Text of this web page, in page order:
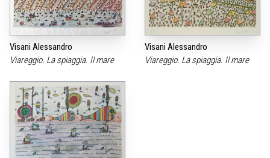
Visani Alessandro
Viareggio. La spiaggia. Il mare
Visani Alessandro
Viareggio. La spiaggia. Il mare